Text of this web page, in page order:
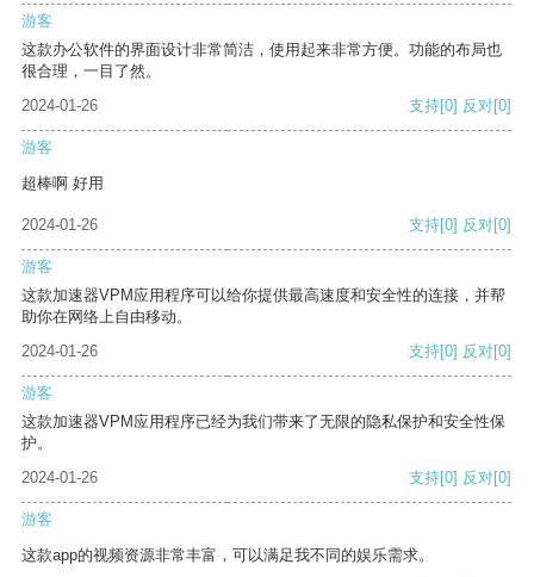
游客
这款办公软件的界面设计非常简洁，使用起来非常方便。功能的布局也
很合理，一目了然。
2024-01-26
支持[0] 反对[0]
游客
超棒啊 好用
2024-01-26 支持[0] 反对[0]
游客
这款加速器VPM应用程序可以给你提供最高速度和安全性的连接，并帮
助你在网络上自由移动。
2024-01-26
支持[0] 反对[0]
游客
这款加速器VPM应用程序已经为我们带来了无限的隐私保护和安全性保
护。
2024-01-26
支持[0] 反对[0]
游客
这款app的视频资源非常丰富，可以满足我不同的娱乐需求。